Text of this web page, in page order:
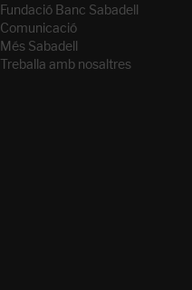
Fundació Banc Sabadell
Comunicació
Més Sabadell
Treballa amb nosaltres